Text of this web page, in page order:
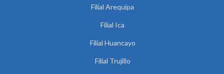
Filial Arequipa
Filial Ica
Filial Huancayo
Filial Trujillo